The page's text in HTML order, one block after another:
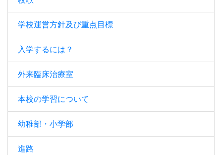
学校運営方針及び重点目標
入学するには？
外来臨床治療室
本校の学習について
幼稚部・小学部
進路